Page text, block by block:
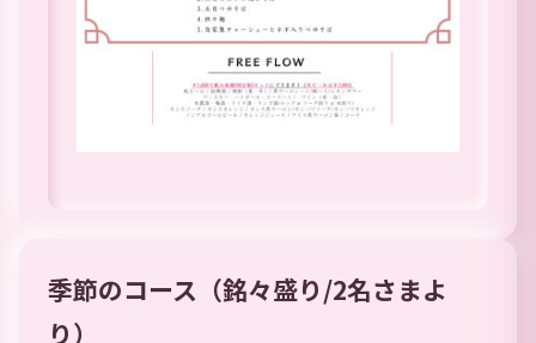
季節のコース（銘々盛り/2名さまよ
り）